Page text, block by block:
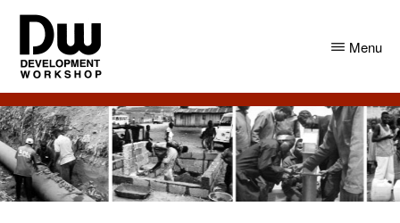
Skip
main
content
Skip
primary
sidebar
DW
Angola
Development
Workshop
Angola
Menu